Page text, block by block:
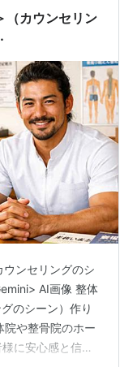
（カウンセリン
ンセリングのシ
AI画像 整体
のシーン）作り
や整骨院のホー
に安心感と信頼